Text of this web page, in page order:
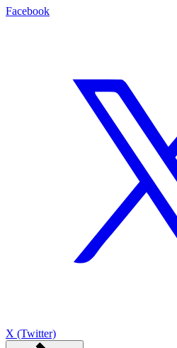
Facebook
X (Twitter)